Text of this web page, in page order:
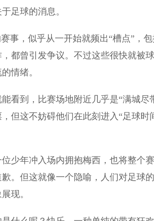
足球的消息。
，似乎从一开始就频出“槽点”，包
都曾引发争议。不过这些很快就被
情绪。
到，比赛场地附近几乎是“满城尽
但这不妨碍他们在此刻进入“足球时
年冲入场内拥抱梅西，也将整个
。但这就像一个隐喻，人们对足球
现。